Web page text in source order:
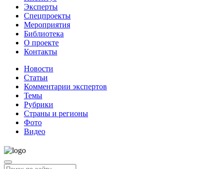
Эксперты
Спецпроекты
Мероприятия
Библиотека
О проекте
Контакты
Новости
Статьи
Комментарии экспертов
Темы
Рубрики
Страны и регионы
Фото
Видео